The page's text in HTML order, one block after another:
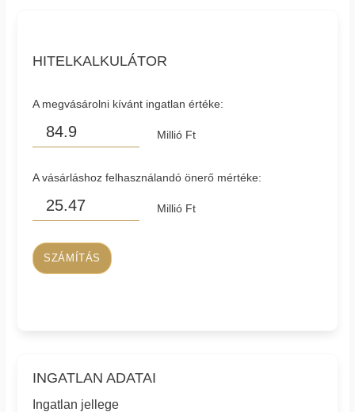
HITELKALKULÁTOR
A megvásárolni kívánt ingatlan értéke:
Millió Ft
A vásárláshoz felhasználandó önerő mértéke:
Millió Ft
SZÁMÍTÁS
INGATLAN ADATAI
Ingatlan jellege